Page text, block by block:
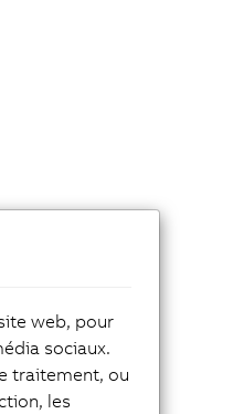
web, pour
sociaux.
traitement, ou
les